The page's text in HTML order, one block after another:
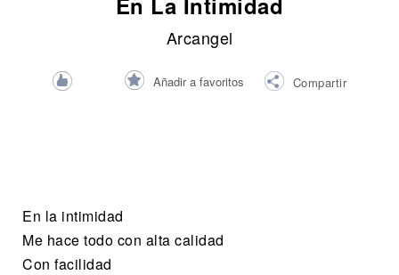
Arcangel
Añadir a favoritos Compartir
En la intimidad
Me hace todo con alta calidad
Con facilidad